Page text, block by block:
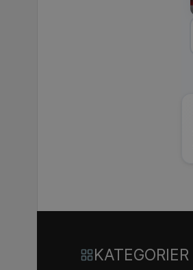
KATEGORIER